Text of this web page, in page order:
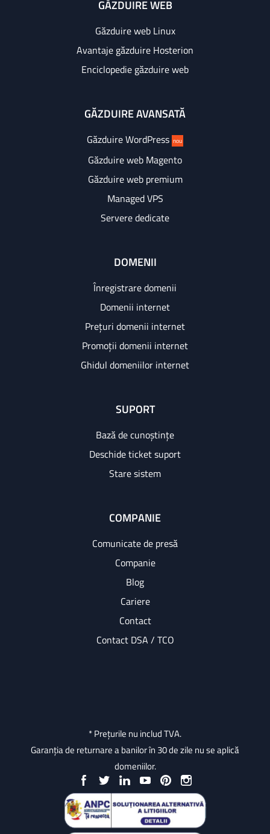
GĂZDUIRE WEB
Găzduire web Linux
Avantaje găzduire Hosterion
Enciclopedie găzduire web
GĂZDUIRE AVANSATĂ
Găzduire WordPress nou
Găzduire web Magento
Găzduire web premium
Managed VPS
Servere dedicate
DOMENII
Înregistrare domenii
Domenii internet
Prețuri domenii internet
Promoții domenii internet
Ghidul domeniilor internet
SUPORT
Bază de cunoștințe
Deschide ticket suport
Stare sistem
COMPANIE
Comunicate de presă
Companie
Blog
Cariere
Contact
Contact DSA / TCO
* Prețurile nu includ TVA.
Garanția de returnare a banilor în 30 de zile nu se aplică
domeniilor.